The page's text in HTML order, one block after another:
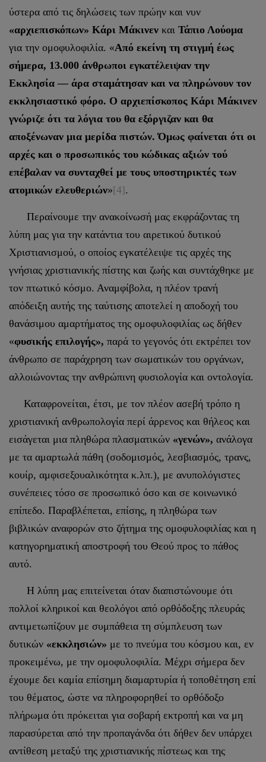
ύστερα από τις δηλώσεις των πρώην και νυν
«αρχιεπισκόπων» Κάρι Μάκινεν και Τάπιο Λούομα
για την ομοφυλοφιλία. «Από εκείνη τη στιγμή έως
σήμερα, 13.000 άνθρωποι εγκατέλειψαν την
Εκκλησία — άρα σταμάτησαν και να πληρώνουν τον
εκκλησιαστικό φόρο. Ο αρχιεπίσκοπος Κάρι Μάκινεν
γνώριζε ότι τα λόγια του θα εξόργιζαν και θα
αποξένωναν μια μερίδα πιστών. Όμως φαίνεται ότι οι
αρχές και ο προσωπικός του κώδικας αξιών τού
επέβαλαν να συνταχθεί με τους υποστηρικτές των
ατομικών ελευθεριών»[4].
Περαίνουμε την ανακοίνωσή μας εκφράζοντας τη
λύπη μας για την κατάντια του αιρετικού δυτικού
Χριστιανισμού, ο οποίος εγκατέλειψε τις αρχές της
γνήσιας χριστιανικής πίστης και ζωής και συντάχθηκε με
τον πτωτικό κόσμο. Αναμφίβολα, η πλέον τρανή
απόδειξη αυτής της ταύτισης αποτελεί η αποδοχή του
θανάσιμου αμαρτήματος της ομοφυλοφιλίας ως δήθεν
«φυσικής επιλογής», παρά το γεγονός ότι εκτρέπει τον
άνθρωπο σε παράχρηση των σωματικών του οργάνων,
αλλοιώνοντας την ανθρώπινη φυσιολογία και οντολογία.
Καταφρονείται, έτσι, με τον πλέον ασεβή τρόπο η
χριστιανική ανθρωπολογία περί άρρενος και θήλεος και
εισάγεται μια πληθώρα πλασματικών «γενών», ανάλογα
με τα αμαρτωλά πάθη (σοδομισμός, λεσβιασμός, τρανς,
κουίρ, αμφισεξουαλικότητα κ.λπ.), με ανυπολόγιστες
συνέπειες τόσο σε προσωπικό όσο και σε κοινωνικό
επίπεδο. Παραβλέπεται, επίσης, η πληθώρα των
βιβλικών αναφορών στο ζήτημα της ομοφυλοφιλίας και η
κατηγορηματική αποστροφή του Θεού προς το πάθος
αυτό.
Η λύπη μας επιτείνεται όταν διαπιστώνουμε ότι
πολλοί κληρικοί και θεολόγοι από ορθόδοξης πλευράς
αντιμετωπίζουν με συμπάθεια τη σύμπλευση των
δυτικών «εκκλησιών» με το πνεύμα του κόσμου και, εν
προκειμένω, με την ομοφυλοφιλία. Μέχρι σήμερα δεν
έχουμε δει καμία επίσημη διαμαρτυρία ή τοποθέτηση επί
του θέματος, ώστε να πληροφορηθεί το ορθόδοξο
πλήρωμα ότι πρόκειται για σοβαρή εκτροπή και να μη
παρασύρεται από την προπαγάνδα ότι δήθεν δεν υπάρχει
αντίθεση μεταξύ της χριστιανικής πίστεως και της